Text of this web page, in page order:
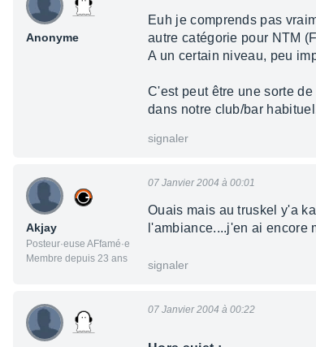
Anonyme
Euh je comprends pas
autre catégorie pour NTM
A un certain niveau, peu
C'est peut être une sorte
dans notre club/bar
signaler
Akjay
Posteur·euse AFfamé·e
Membre depuis 23 ans
07 Janvier 2004 à 00:01
Ouais mais au truskel y'a
l'ambiance....j'en ai encore
signaler
07 Janvier 2004 à 00:22